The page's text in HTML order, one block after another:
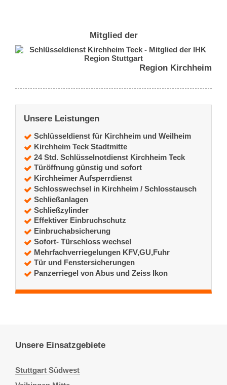
Mitglied der
Region Kirchheim
Unsere Leistungen
Schlüsseldienst für Kirchheim und Weilheim
Kirchheim Teck Stadtmitte
24 Std. Schlüsselnotdienst Kirchheim Teck
Türöffnung günstig und sofort
Kirchheimer Aufsperrdienst
Schlosswechsel in Kirchheim / Schlosstausch
Schließanlagen
Schließzylinder
Effektiver Einbruchschutz
Einbruchabsicherung
Sofort- Türschloss wechsel
Mehrfachverriegelungen KFV,GU,Fuhr
Tür und Fenstersicherungen
Panzerriegel von Abus und Zeiss Ikon
Unsere Einsatzgebiete
Stuttgart Südwest